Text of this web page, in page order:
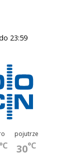
23:59
°C
pojutrze
30°C